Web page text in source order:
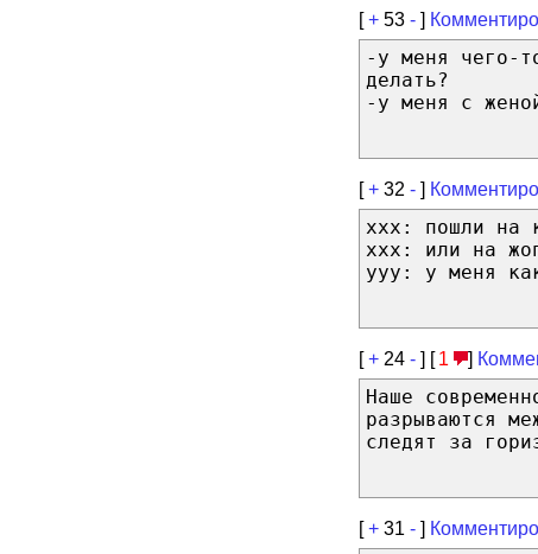
[+ 53 - ]
-у меня чего-
делать?
-у меня с
[+ 32 - ]
xxx: пошли на
xxx: или на
yyy: у меня
[+ 24 - ] [ 1 ]
Наше
разрываются
следят за
[+ 31 - ]